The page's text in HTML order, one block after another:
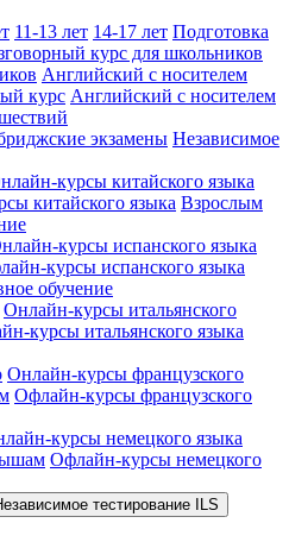
11-13 лет 14-17 лет Подготовка
курс для школьников
Английский с носителем
курс Английский с носителем
экзамены Независимое
курсы китайского языка
китайского языка Взрослым
курсы испанского языка
курсы испанского языка
обучение
Онлайн-курсы итальянского
курсы итальянского языка
Онлайн-курсы французского
Офлайн-курсы французского
курсы немецкого языка
Офлайн-курсы немецкого
тестирование ILS